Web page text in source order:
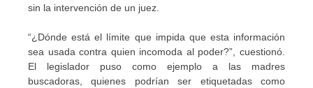
sin la intervención de un juez.
“¿Dónde está el límite que impida que esta información
sea usada contra quien incomoda al poder?”, cuestionó.
El legislador puso como ejemplo a las madres
buscadoras, quienes podrían ser etiquetadas como